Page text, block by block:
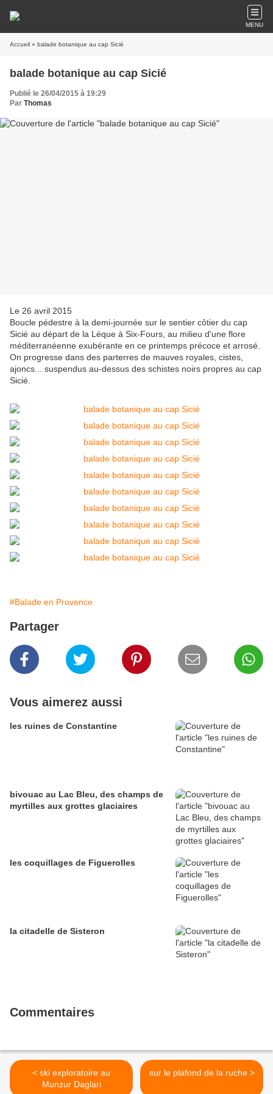
MENU
Accueil » balade botanique au cap Sicié
balade botanique au cap Sicié
Publié le 26/04/2015 à 19:29
Par Thomas
Le 26 avril 2015
Boucle pédestre à la demi-journée sur le sentier côtier du cap
Sicié au départ de la Lèque à Six-Fours, au milieu d'une flore
méditerranéenne exubérante en ce printemps précoce et arrosé.
On progresse dans des parterres de mauves royales, cistes,
ajoncs... suspendus au-dessus des schistes noirs propres au cap
Sicié.
#Balade en Provence
Partager
Vous aimerez aussi
les ruines de Constantine
bivouac au Lac Bleu, des champs de
myrtilles aux grottes glaciaires
les coquillages de Figuerolles
la citadelle de Sisteron
Commentaires
< ski exploratoire au
Munzur Daglari
sur le plafond de la ruche >